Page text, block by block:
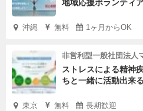
地域応援ボランティ
沖縄 無料 1ヶ月からOK
非営利型一般社団法人
ストレスによる精神
ちと一緒に活動出来
東京 無料 長期歓迎